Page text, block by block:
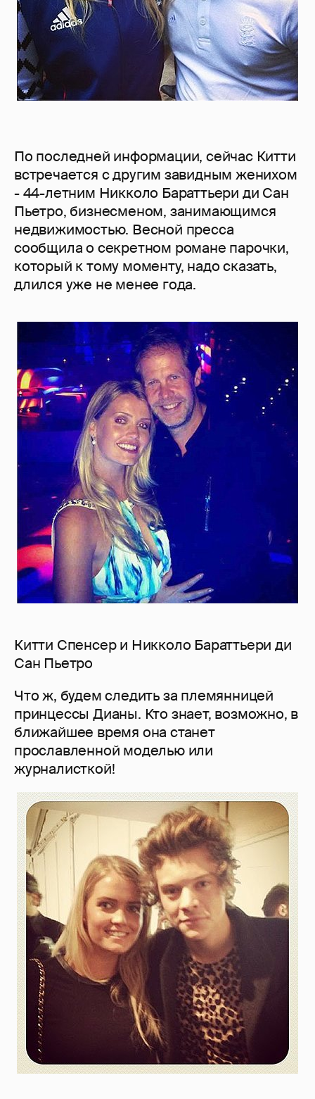
По последней информации, сейчас Китти
встречается с другим завидным женихом
- 44-летним Никколо Бараттьери ди Сан
Пьетро, бизнесменом, занимающимся
недвижимостью. Весной пресса
сообщила о секретном романе парочки,
который к тому моменту, надо сказать,
длился уже не менее года.
Китти Спенсер и Никколо Бараттьери ди
Сан Пьетро
Что ж, будем следить за племянницей
принцессы Дианы. Кто знает, возможно, в
ближайшее время она станет
прославленной моделью или
журналисткой!